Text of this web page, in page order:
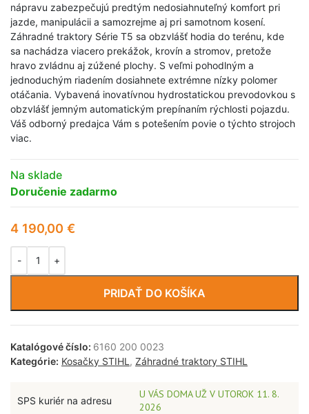
nápravu zabezpečujú predtým nedosiahnuteľný komfort pri
jazde, manipulácii a samozrejme aj pri samotnom kosení.
Záhradné traktory Série T5 sa obzvlášť hodia do terénu, kde
sa nachádza viacero prekážok, krovín a stromov, pretože
hravo zvládnu aj zúžené plochy. S veľmi pohodlným a
jednoduchým riadením dosiahnete extrémne nízky polomer
otáčania. Vybavená inovatívnou hydrostatickou prevodovkou s
obzvlášť jemným automatickým prepínaním rýchlosti pojazdu.
Váš odborný predajca Vám s potešením povie o týchto strojoch
viac.
Na sklade
Doručenie zadarmo
4 190,00 €
PRIDAŤ DO KOŠÍKA
Katalógové číslo: 6160 200 0023
Kategórie: Kosačky STIHL , Záhradné traktory STIHL
SPS kuriér na adresu
U VÁS DOMA UŽ V UTOROK 11. 8.
2026